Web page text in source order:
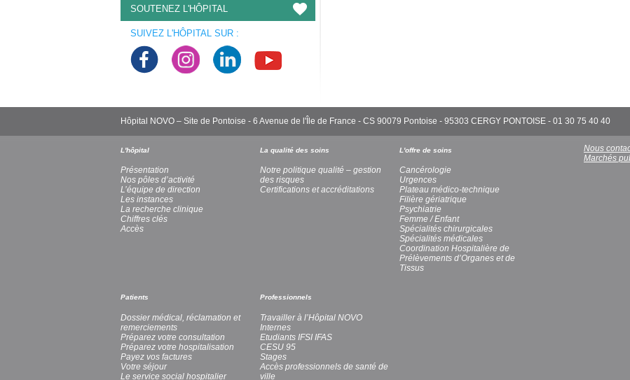
SOUTENEZ L'HÔPITAL
SUIVEZ L'HÔPITAL SUR :
Hôpital NOVO – Site de Pontoise - 6 Avenue de l'Île de France - CS 90079 Pontoise - 95303 CERGY PONTOISE - 01 30 75 40 40
Nous
Marchés
L'hôpital
Présentation
Nos pôles d’activité
L’équipe de direction
Les instances
La recherche clinique
Chiffres clés
Accès
La qualité des soins
Notre politique qualité – gestion
des risques
Certifications et accréditations
L'offre de soins
Cancérologie
Urgences
Plateau médico-technique
Filière gériatrique
Psychiatrie
Femme / Enfant
Spécialités chirurgicales
Spécialités médicales
Coordination Hospitalière de
Prélèvements d’Organes et de
Tissus
Patients
Dossier médical, réclamation et
remerciements
Préparez votre consultation
Préparez votre hospitalisation
Payez vos factures
Votre séjour
Le service social hospitalier
Professionnels
Travailler à l’Hôpital NOVO
Internes
Etudiants IFSI IFAS
CESU 95
Stages
Accès professionnels de santé de
ville